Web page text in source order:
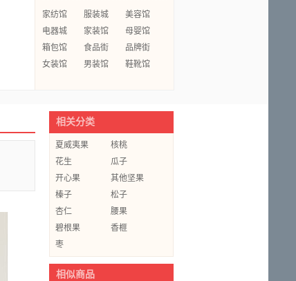
家纺馆 服装城
美容馆
电器城
家装馆
母婴馆
箱包馆
食品街
品牌街
女装馆
男装馆 鞋靴馆
相关分类
夏威夷果
核桃
花生
瓜子
开心果
其他坚果
榛子
松子
杏仁
腰果
碧根果
香榧
枣
相似商品